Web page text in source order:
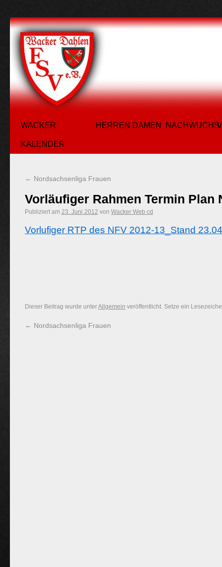
WACKER
KALENDER
HERREN DAMEN NACHWUCHS
← Nordsachsenliga Frauen
Vorläufiger Rahmen Termin Plan
Publiziert am 23. Juni 2012 von Wacker Web cd
Vorlufiger RTP des NFV 2012-13_Stand
Dieser Beitrag wurde unterAllgemein veröffentlicht. Setze ein
← Nordsachsenliga Frauen